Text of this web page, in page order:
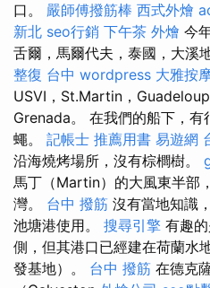
口。 嚴師傅撥筋棒 西式外燴
新北 seo行銷 下午茶 外燴 今
舌爾，馬爾代夫，泰國，大溪
整復 台中 wordpress 大雅按
USVI，St.Martin，
Grenada。 在我們的船下，
蠅。 記帳士 推薦用書 易遊網
沿海燒烤場所，沒有棕櫚樹。
馬丁（Martin）的大風東半部
灣。 台中 撥筋 沒有當地知識
池塘港使用。 搜尋引擎 有趣
側，但其港口已經建在荷蘭水
發基地）。 台中 撥筋 在德克